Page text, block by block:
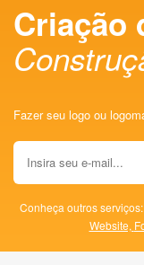
Criação
Fazer seu logo ou
Conheça outros serviços:
Website,